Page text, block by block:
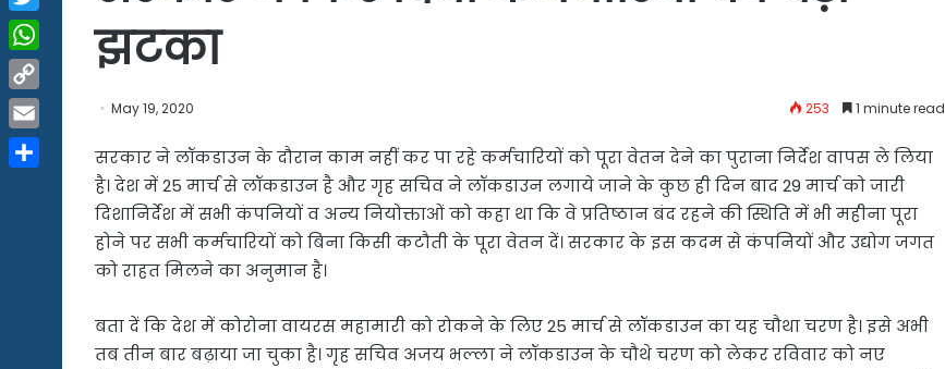
झटका
May 19, 2020 253 1 minute read
सरकार ने लॉकडाउन के दौरान काम नहीं कर पा रहे कर्मचारियों को पूरा वेतन देने का पुराना निर्देश वापस ले लिया
है। देश में 25 मार्च से लॉकडाउन है और गृह सचिव ने लॉकडाउन लगाये जाने के कुछ ही दिन बाद 29 मार्च को जारी
दिशानिर्देश में सभी कंपनियों व अन्य नियोक्ताओं को कहा था कि वे प्रतिष्ठान बंद रहने की स्थिति में भी महीना पूरा
होने पर सभी कर्मचारियों को बिना किसी कटौती के पूरा वेतन दें। सरकार के इस कदम से कंपनियों और उद्योग जगत
को राहत मिलने का अनुमान है।
बता दें कि देश में कोरोना वायरस महामारी को रोकने के लिए 25 मार्च से लॉकडाउन का यह चौथा चरण है। इसे अभी
तब तीन बार बढ़ाया जा चुका है। गृह सचिव अजय भल्ला ने लॉकडाउन के चौथे चरण को लेकर रविवार को नए
Twitter
WhatsApp
Copy
Link
Email